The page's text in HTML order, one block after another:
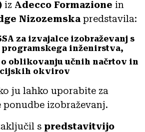
iz Adecco Formazione in
Nizozemska predstavila:
za izvajalce izobraževanj s
programskega inženirstva,
oblikovanju učnih načrtov in
okvirov
ju lahko uporabite za
izobraževanj.
s predstavitvijo